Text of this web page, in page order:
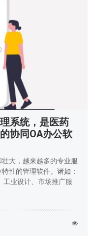
系统，是医药
协同OA办公软
大，越来越多的专业服
性的管理软件。诸如：
工业设计、市场推广服